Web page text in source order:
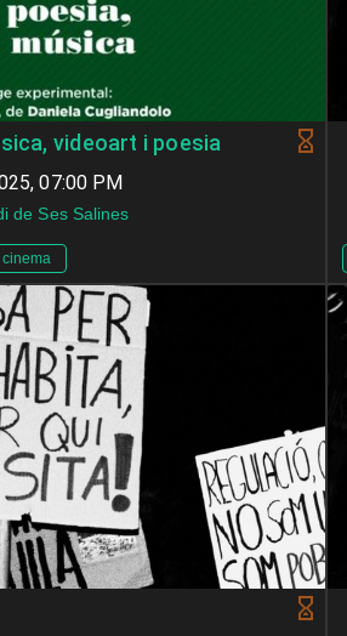
videoart i poesia
07:00 PM
de Ses Salines
cinema